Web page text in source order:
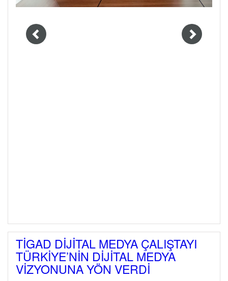
TİGAD DİJİTAL MEDYA ÇALIŞTAYI
TÜRKİYE’NİN DİJİTAL MEDYA
VİZYONUNA YÖN VERDİ